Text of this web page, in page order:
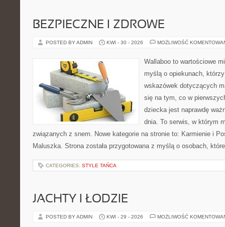
BEZPIECZNE I ZDROWE
POSTED BY ADMIN KWI - 30 - 2026 MOŻLIWOŚĆ
Wallaboo to wartościowe
myślą o opiekunach,
wskazówek dotyczących
się na tym, co w
dziecka jest naprawdę
dnia. To serwis, w którym
związanych z snem. Nowe kategorie na stronie to: Karmienie i
Maluszka. Strona została przygotowana z myślą o osobach,
CATEGORIES: STYLE TAŃCA
JACHTY I ŁODZIE
POSTED BY ADMIN KWI - 29 - 2026 MOŻLIWOŚĆ